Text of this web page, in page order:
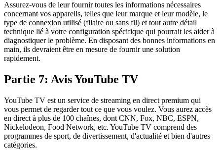
Assurez-vous de leur fournir toutes les informations nécessaires
concernant vos appareils, telles que leur marque et leur modèle, le
type de connexion utilisé (filaire ou sans fil) et tout autre détail
technique lié à votre configuration spécifique qui pourrait les aider à
diagnostiquer le problème. En disposant des bonnes informations en
main, ils devraient être en mesure de fournir une solution
rapidement.
Partie 7: Avis YouTube TV
YouTube TV est un service de streaming en direct premium qui
vous permet de regarder tout ce que vous voulez. Vous aurez accès
en direct à plus de 100 chaînes, dont CNN, Fox, NBC, ESPN,
Nickelodeon, Food Network, etc. YouTube TV comprend des
programmes de sport, de divertissement, d'actualité et bien d'autres
catégories.